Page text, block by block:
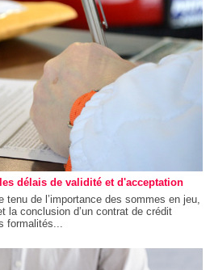
délais de validité et d'acceptation
de l’importance des sommes en jeu,
la conclusion d’un contrat de crédit
formalités...